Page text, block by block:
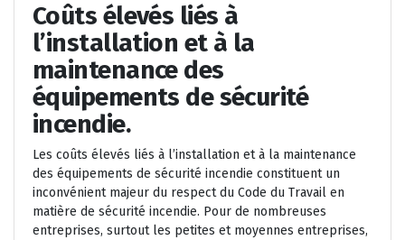
Coûts élevés liés à
l’installation et à la
maintenance des
équipements de sécurité
incendie.
Les coûts élevés liés à l’installation et à la maintenance
des équipements de sécurité incendie constituent un
inconvénient majeur du respect du Code du Travail en
matière de sécurité incendie. Pour de nombreuses
entreprises, surtout les petites et moyennes entreprises,